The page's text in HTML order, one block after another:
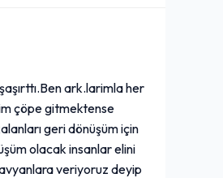
ark.larimla her
çöpe gitmektense
geri dönüşüm için
olacak insanlar elini
veriyoruz deyip